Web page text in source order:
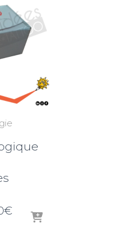
€ Plage